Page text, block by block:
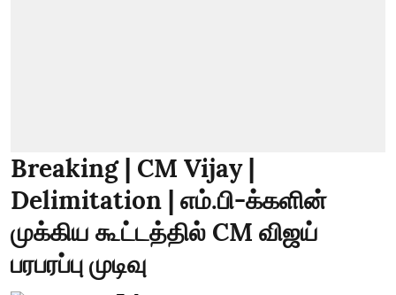
Breaking | CM Vijay |
Delimitation | எம்.பி-க்களின்
முக்கிய கூட்டத்தில் CM விஜய்
பரபரப்பு முடிவு